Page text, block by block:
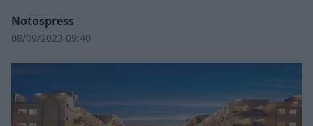
Notospress
08/09/2023 09:40